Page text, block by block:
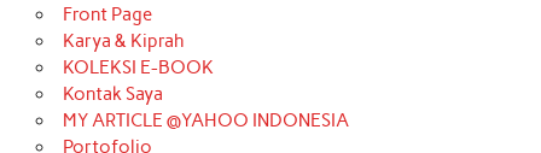
Front Page
Karya & Kiprah
KOLEKSI E-BOOK
Kontak Saya
MY ARTICLE @YAHOO INDONESIA
Portofolio